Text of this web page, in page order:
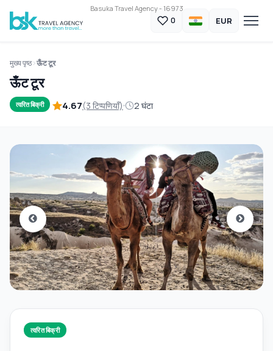
Basuka Travel Agency - 16973
0 EUR
मुख्य पृष्ठ ऊँट टूर
ऊँट टूर
त्वरित बिक्री 4.67(3 टिप्पणियाँ) 2 घंटा
त्वरित बिक्री